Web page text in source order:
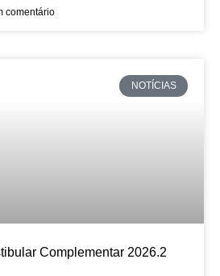
comentário
NOTÍCIAS
Complementar 2026.2